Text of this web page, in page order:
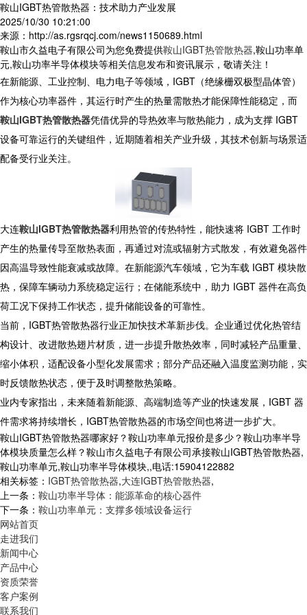
鞍山IGBT热管散热器：技术助力产业发展
2025/10/30 10:21:00
来源：http://as.rgsrqcj.com/news1150689.html
鞍山市久益电子有限公司为您免费提供鞍山IGBT热管散热器,鞍山功率单
元,鞍山功率半导体模块等相关信息发布和资讯展示，敬请关注！
在新能源、工业控制、电力电子等领域，IGBT（绝缘栅双极型晶体管）
作为核心功率器件，其运行时产生的热量需散热才能保障性能稳定，而
鞍山IGBT热管散热器凭借优异的导热效率与散热能力，成为支撑 IGBT
设备可靠运行的关键组件，近期随着相关产业升级，其技术创新与场景适
配备受行业关注。
​ 大连鞍山IGBT热管散热器利用热管的传热特性，能快速将 IGBT 工作时
产生的热量传导至散热表面，再通过对流或辐射方式散发，有效避免器件
因高温导致性能衰减或故障。在新能源汽车领域，它为车载 IGBT 模块散
热，保障车辆动力系统稳定运行；在储能系统中，助力 IGBT 器件在高负
荷工况下保持工作状态，提升储能设备的可靠性。​
当前，IGBT热管散热器行业正加快技术革新步伐。企业通过优化热管结
构设计、改进散热翅片材质，进一步提升散热效率，同时减轻产品重量、
缩小体积，适配设备小型化发展需求；部分产品还融入温度监测功能，实
时反馈散热状态，便于及时调整散热策略。
​ 业内专家指出，未来随着新能源、高端制造等产业的快速发展，IGBT 器
件需求将持续增长，IGBT热管散热器的市场空间也将进一步扩大。
鞍山IGBT热管散热器哪家好？鞍山功率单元报价是多少？鞍山功率半导
体模块质量怎么样？鞍山市久益电子有限公司承接鞍山IGBT热管散热器,
鞍山功率单元,鞍山功率半导体模块,,电话:15904122882
相关标签： IGBT热管散热器,大连IGBT热管散热器,
上一条： 鞍山功率半导体：能源革命的核心器件
下一条： 鞍山功率单元：支撑多领域设备运行
网站首页
走进我们
新闻中心
产品中心
资质荣誉
客户案例
联系我们